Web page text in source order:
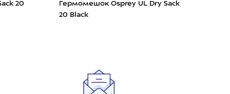
20
Гермомешок Osprey UL Dry Sack
20 Black